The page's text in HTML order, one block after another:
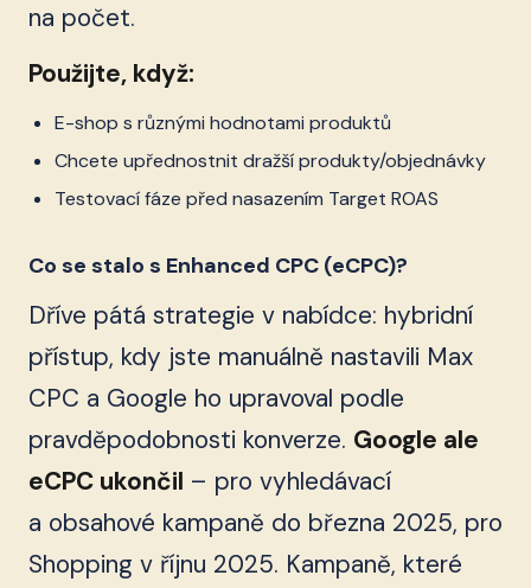
na počet.
Použijte, když:
E-shop s různými hodnotami produktů
Chcete upřednostnit dražší produkty/objednávky
Testovací fáze před nasazením Target ROAS
Co se stalo s Enhanced CPC (eCPC)?
Dříve pátá strategie v nabídce: hybridní
přístup, kdy jste manuálně nastavili Max
CPC a Google ho upravoval podle
pravděpodobnosti konverze. Google ale
eCPC ukončil – pro vyhledávací
a obsahové kampaně do března 2025, pro
Shopping v říjnu 2025. Kampaně, které